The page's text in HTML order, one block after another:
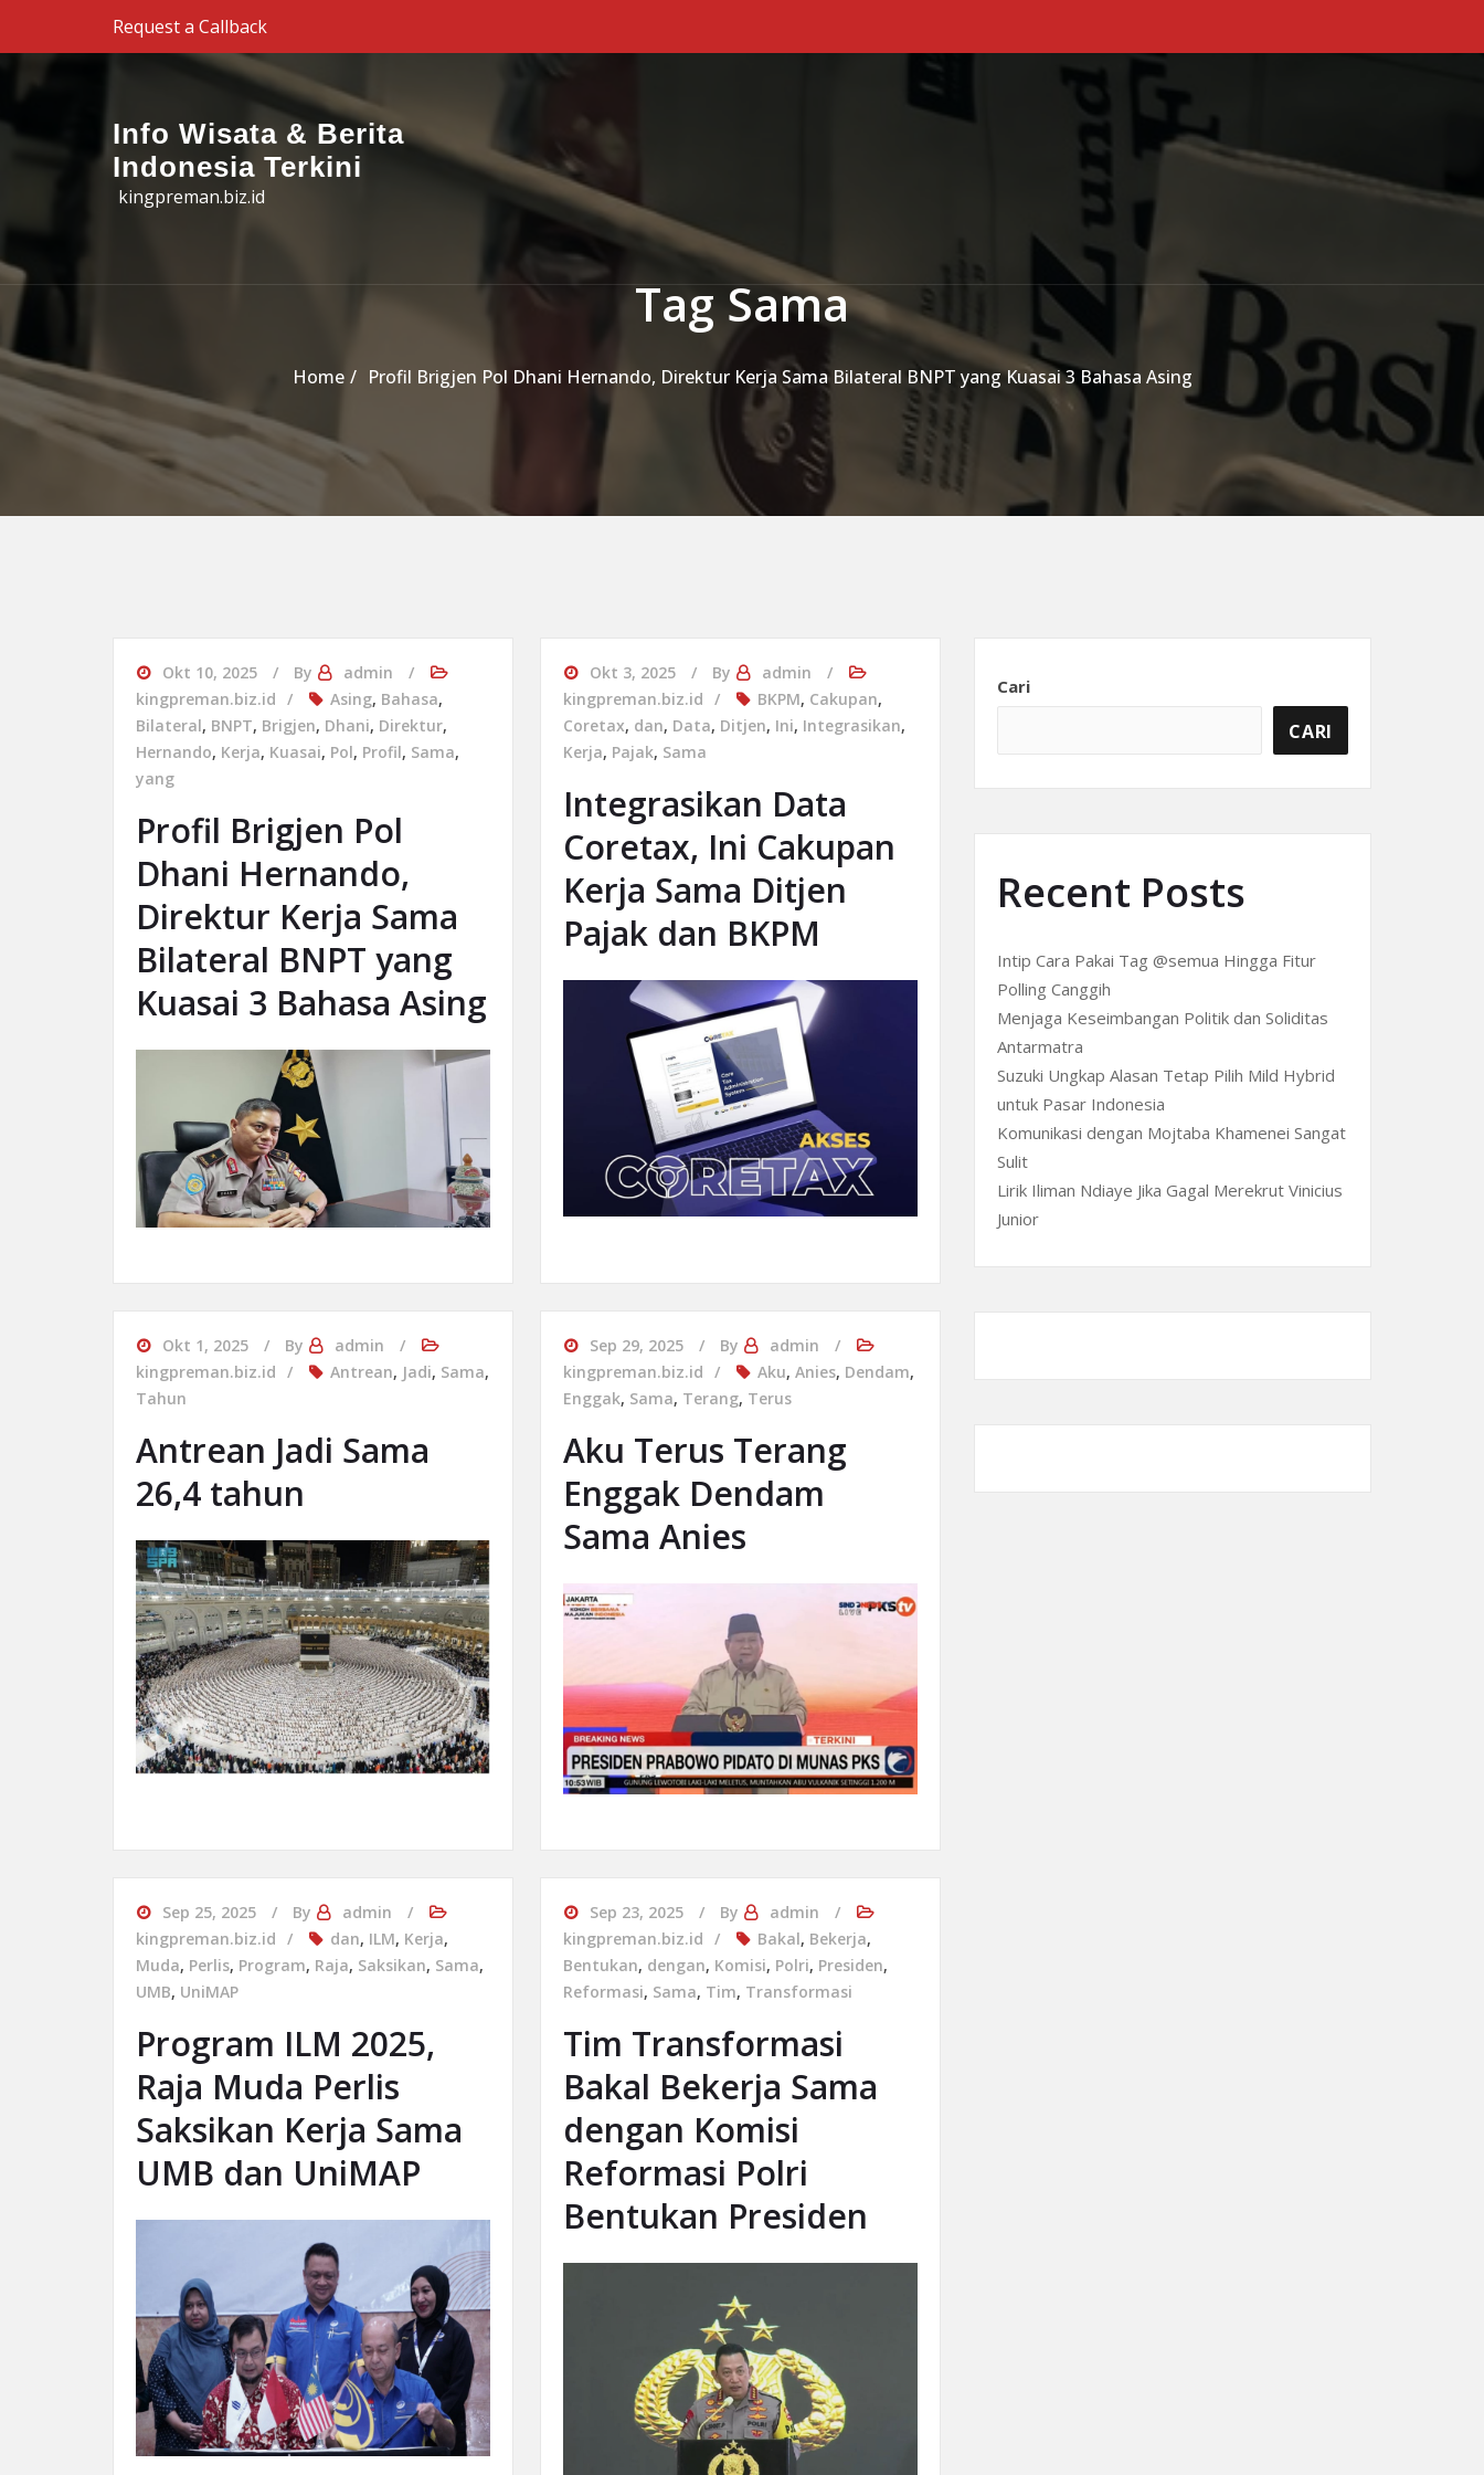
Skip to the contentRequest a Callback
Info Wisata & Berita
Indonesia Terkini
kingpreman.biz.id
Primary Menu
Tag Sama
Home Profil Brigjen Pol Dhani Hernando, Direktur Kerja Sama Bilateral BNPT yang Kuasai 3 Bahasa Asing
Okt 10, 2025 By
admin
kingpreman.biz.id
Asing, Bahasa,
Bilateral, BNPT, Brigjen, Dhani, Direktur,
Hernando, Kerja, Kuasai, Pol, Profil, Sama,
yang
Profil Brigjen Pol
Dhani Hernando,
Direktur Kerja Sama
Bilateral BNPT yang
Kuasai 3 Bahasa Asing
Okt 3, 2025 By
admin
kingpreman.biz.id
BKPM, Cakupan,
Coretax, dan, Data, Ditjen, Ini, Integrasikan,
Kerja, Pajak, Sama
Integrasikan Data
Coretax, Ini Cakupan
Kerja Sama Ditjen
Pajak dan BKPM
Okt 1, 2025 By
admin
kingpreman.biz.id
Antrean, Jadi, Sama,
Tahun
Antrean Jadi Sama
26,4 tahun
Sep 29, 2025 By
admin
kingpreman.biz.id
Aku, Anies, Dendam,
Enggak, Sama, Terang, Terus
Aku Terus Terang
Enggak Dendam
Sama Anies
Sep 25, 2025 By
admin
kingpreman.biz.id
dan, ILM, Kerja,
Muda, Perlis, Program, Raja, Saksikan, Sama,
UMB, UniMAP
Program ILM 2025,
Raja Muda Perlis
Saksikan Kerja Sama
UMB dan UniMAP
Sep 23, 2025 By
admin
kingpreman.biz.id
Bakal, Bekerja,
Bentukan, dengan, Komisi, Polri, Presiden,
Reformasi, Sama, Tim, Transformasi
Tim Transformasi
Bakal Bekerja Sama
dengan Komisi
Reformasi Polri
Bentukan Presiden
Cari
CARI
Recent Posts
Intip Cara Pakai Tag @semua Hingga Fitur
Polling Canggih
Menjaga Keseimbangan Politik dan Soliditas
Antarmatra
Suzuki Ungkap Alasan Tetap Pilih Mild Hybrid
untuk Pasar Indonesia
Komunikasi dengan Mojtaba Khamenei Sangat
Sulit
Lirik Iliman Ndiaye Jika Gagal Merekrut Vinicius
Junior